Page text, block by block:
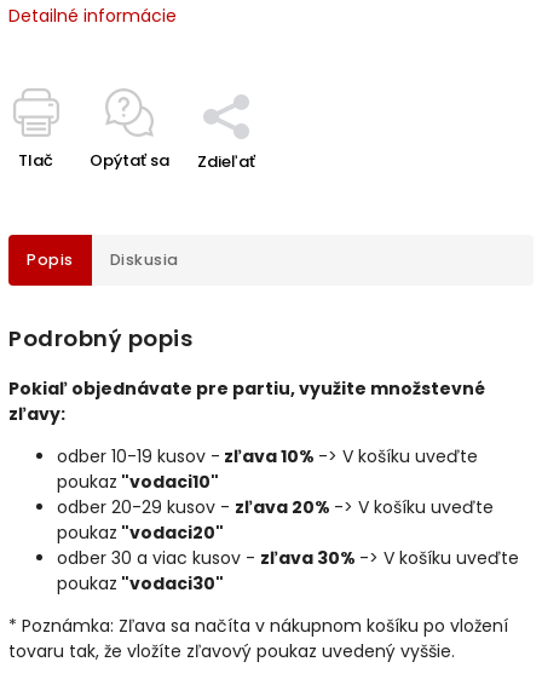
Detailné informácie
Tlač Opýtať sa Zdieľať
Popis Diskusia
Podrobný popis
Pokiaľ objednávate pre partiu, využite množstevné
zľavy:
odber 10-19 kusov - zľava 10% -> V košíku uveďte
poukaz "vodaci10"
odber 20-29 kusov - zľava 20% -> V košíku uveďte
poukaz "vodaci20"
odber 30 a viac kusov - zľava 30% -> V košíku uveďte
poukaz "vodaci30"
* Poznámka: Zľava sa načíta v nákupnom košíku po vložení
tovaru tak, že vložíte zľavový poukaz uvedený vyššie.